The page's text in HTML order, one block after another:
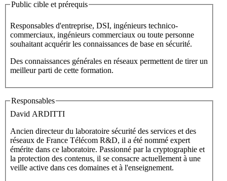
Public cible et prérequis
Responsables d'entreprise, DSI, ingénieurs technico-
commerciaux, ingénieurs commerciaux ou toute personne
souhaitant acquérir les connaissances de base en sécurité.
Des connaissances générales en réseaux permettent de tirer un
meilleur parti de cette formation.
Responsables
David ARDITTI
Ancien directeur du laboratoire sécurité des services et des
réseaux de France Télécom R&D, il a été nommé expert
émérite dans ce laboratoire. Passionné par la cryptographie et
la protection des contenus, il se consacre actuellement à une
veille active dans ces domaines et à l'enseignement.